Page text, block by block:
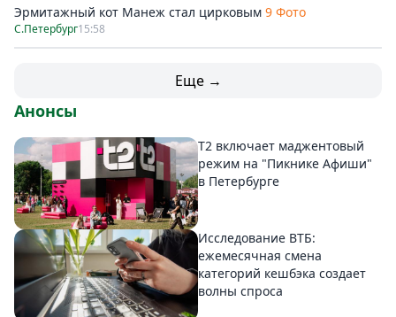
Эрмитажный кот Манеж стал цирковым 9 Фото
С.Петербург15:58
Еще →
Анонсы
Т2 включает маджентовый
режим на "Пикнике Афиши"
в Петербурге
Исследование ВТБ:
ежемесячная смена
категорий кешбэка создает
волны спроса